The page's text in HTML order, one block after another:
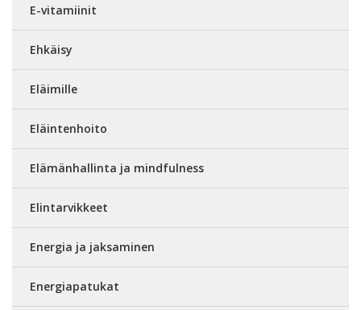
E-vitamiinit
Ehkäisy
Eläimille
Eläintenhoito
Elämänhallinta ja mindfulness
Elintarvikkeet
Energia ja jaksaminen
Energiapatukat